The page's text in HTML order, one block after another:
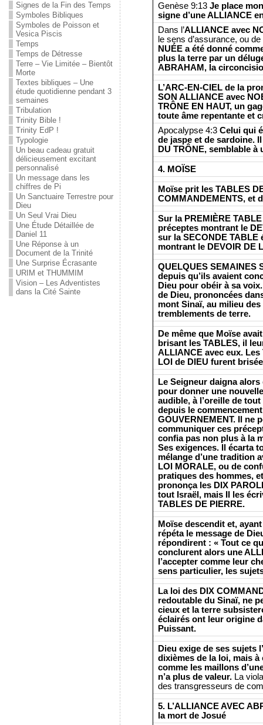
Signes de la Fin des Temps
Symboles Bibliques
Symboles de Poisson et
Vesica Piscis
Temps
Temps de Détresse
Terre – Vie Limitée – Bientôt
Morte
Textes bibliques – Une
étude quotidienne pendant 3
semaines
Tribulation
Trinity Bible !
Trinity EdP !
Typologie
Un beau cadeau gratuit
délicieusement excitant
personnalisé
Un message dans les
chiffres de Pi
Un Sanctuaire Terrestre pour
Dieu
Un Seul Vrai Dieu
Une Étude Détaillée de
Daniel 11
Une Réponse à un
Document de la Trinité
Une Surprise Écrasante
URIM et THUMMIM
Vision – Les Adventistes
dans la Cité Sainte
Genèse 9:13 Je place
signe d’une ALLIANCE
Dans l’ALLIANCE avec
le sens d’assurance, ou
NUÉE a été donné
plus la terre par un
ABRAHAM, la
L’ARC-EN-CIEL de la
SON ALLIANCE avec
TRÔNE EN HAUT, un
toute âme repentante et
Apocalypse 4:3 Celui qui
de jaspe et de sardoine.
DU TRÔNE, semblable à
4. MOÏSE
Moïse prit les TABLES
COMMANDEMENTS, et
Sur la PREMIÈRE
préceptes montrant le
sur la SECONDE
montrant le DEVOIR DE
QUELQUES SEMAINES
depuis qu’ils avaient
Dieu pour obéir à sa
de Dieu, prononcées
mont Sinaï, au milieu
tremblements de terre.
De même que Moïse
brisant les TABLES, il
ALLIANCE avec eux.
LOI de DIEU furent
Le Seigneur daigna
pour donner une
audible, à l’oreille de
depuis le
GOUVERNEMENT. Il ne
communiquer ces
confia pas non plus à la
Ses exigences. Il écarta
mélange d’une tradition
LOI MORALE, ou de
pratiques des hommes,
prononça les DIX
tout Israël, mais Il les
TABLES DE PIERRE.
Moïse descendit et,
répéta le message de
répondirent : « Tout ce
conclurent alors une
l’accepter comme leur
sens particulier, les
La loi des DIX
redoutable du Sinaï, ne
cieux et la terre
éclairés ont leur origine
Puissant.
Dieu exige de ses sujets
dixièmes de la loi, mais
comme les maillons
n’a plus de valeur.La
des transgresseurs de
5. L’ALLIANCE AVEC
la mort de Josué